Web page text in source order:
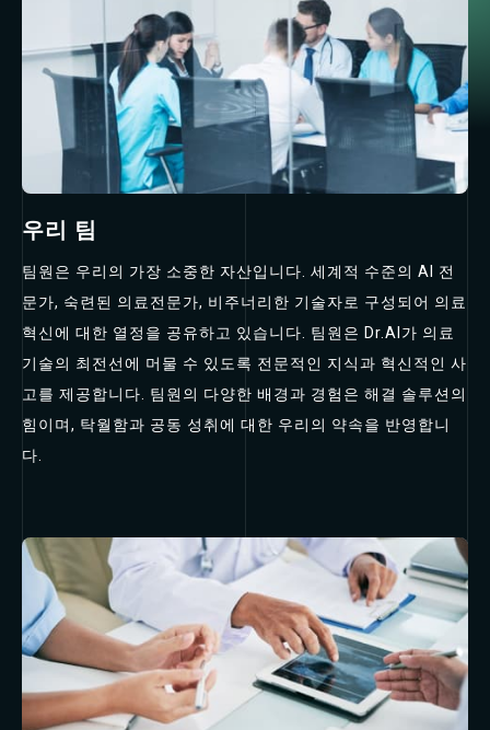
우리 팀
팀원은 우리의 가장 소중한 자산입니다. 세계적 수준의 AI 전
문가, 숙련된 의료전문가, 비주너리한 기술자로 구성되어 의료
혁신에 대한 열정을 공유하고 있습니다. 팀원은 Dr.AI가 의료
기술의 최전선에 머물 수 있도록 전문적인 지식과 혁신적인 사
고를 제공합니다. 팀원의 다양한 배경과 경험은 해결 솔루션의
힘이며, 탁월함과 공동 성취에 대한 우리의 약속을 반영합니
다.